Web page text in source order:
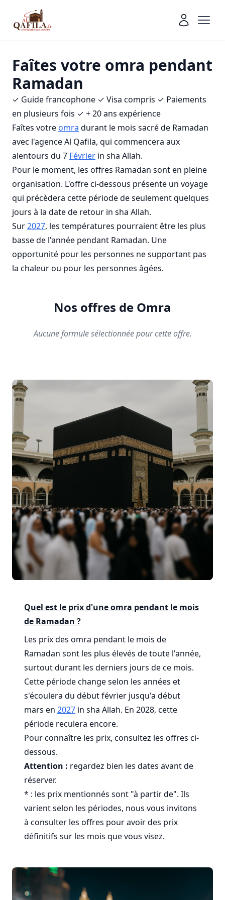
Faîtes votre omra pendant
Ramadan
✓ Guide francophone ✓ Visa compris ✓ Paiements
en plusieurs fois ✓ + 20 ans expérience
Faîtes votre omra durant le mois sacré de Ramadan
avec l'agence Al Qafila, qui commencera aux
alentours du 7 Février in sha Allah.
Pour le moment, les offres Ramadan sont en pleine
organisation. L'offre ci-dessous présente un voyage
qui précèdera cette période de seulement quelques
jours à la date de retour in sha Allah.
Sur2027, les températures pourraient être les plus
basse de l'année pendant Ramadan. Une
opportunité pour les personnes ne supportant pas
la chaleur ou pour les personnes âgées.
Nos offres de Omra
Aucune formule sélectionnée pour cette offre.
Quel est le prix d'une omra pendant le mois
de Ramadan ?
Les prix des omra pendant le mois de
Ramadan sont les plus élevés de toute l'année,
surtout durant les derniers jours de ce mois.
Cette période change selon les années et
s'écoulera du début février jusqu'a début
mars en 2027 in sha Allah. En 2028, cette
période reculera encore.
Pour connaître les prix, consultez les offres ci-
dessous.
Attention : regardez bien les dates avant de
réserver.
* : les prix mentionnés sont "à partir de". Ils
varient selon les périodes, nous vous invitons
à consulter les offres pour avoir des prix
définitifs sur les mois que vous visez.